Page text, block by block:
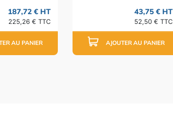
187,72 € HT
225,26 € TTC
AU PANIER
43,75 € HT
52,50 € TTC
AJOUTER AU PANIER